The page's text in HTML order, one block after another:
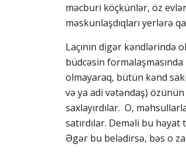
məcburi köçkünlər, öz
məskunlaşdıqları yerlərə
Laçının digər kəndlərində
büdcəsin
olmayaraq, bütün kənd
və ya adi vətəndaş)
saxlayırdılar. O,
satırdılar. Deməli bu
Əgər bu belədirsə, bəs o